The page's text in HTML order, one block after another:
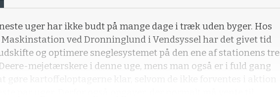
uger har ikke budt på mange dage i træk uden byger. Hos
ved Dronninglund i Vendsyssel har det givet tid
og optimere sneglesystemet på den ene af stationens tre
mejetærskere i denne uge, mens man også er i fuld gang
at gøre kartoffeloptagerne klar, selvom de ikke forventes i aktion